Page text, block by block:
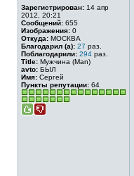
Зарегистрирован: 14 апр
2012, 20:21
Сообщений: 655
Изображения: 0
Откуда: МОСКВА
Благодарил (а): 27 раз.
Поблагодарили: 294 раз.
Title: Мужчина (Man)
avto: БЫЛ
Имя: Сергей
Пункты репутации: 64